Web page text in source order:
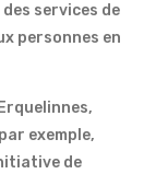
services de
personnes en
exemple,
de